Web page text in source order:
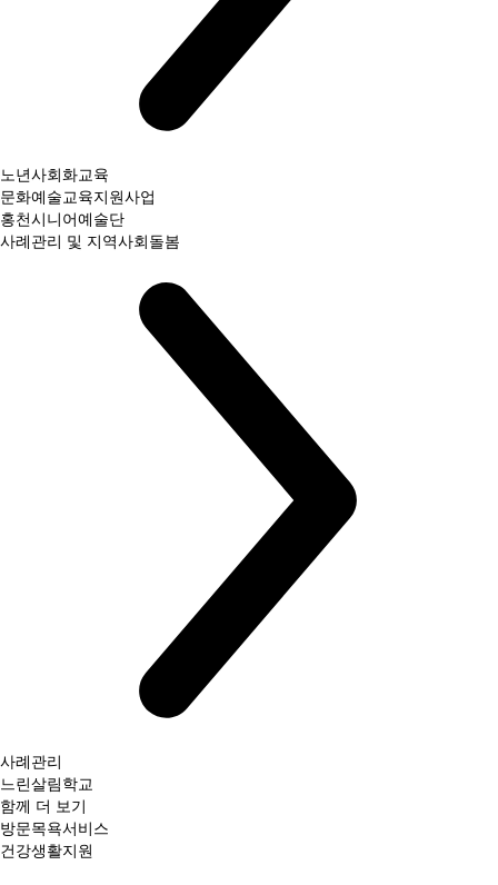
노년사회화교육
문화예술교육지원사업
홍천시니어예술단
사례관리 및 지역사회돌봄
사례관리
느린살림학교
함께 더 보기
방문목욕서비스
건강생활지원